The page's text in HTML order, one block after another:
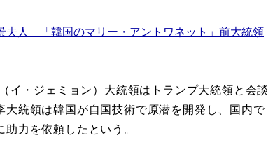
夫人 「韓国のマリー・アントワネット」前大統領
・ジェミョン）大統領はトランプ大統領と会談
統領は韓国が自国技術で原潜を開発し、国内で
力を依頼したという。